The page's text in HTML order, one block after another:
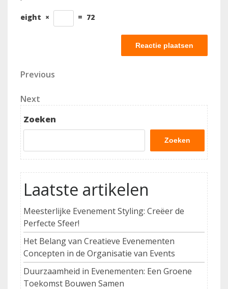
eight × = 72
Berichtnavigatie
Previous
Previous
Next
Post
Next
Zoeken
Zoeken
Laatste artikelen
Meesterlijke Evenement Styling: Creëer de
Perfecte Sfeer!
Het Belang van Creatieve Evenementen
Concepten in de Organisatie van Events
Duurzaamheid in Evenementen: Een Groene
Toekomst Bouwen Samen